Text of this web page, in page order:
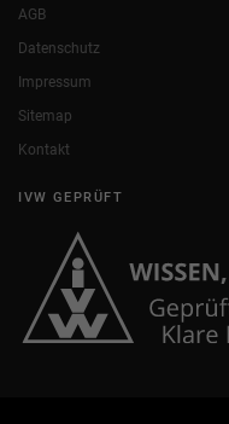
AGB
Datenschutz
Impressum
Sitemap
Kontakt
IVW GEPRÜFT